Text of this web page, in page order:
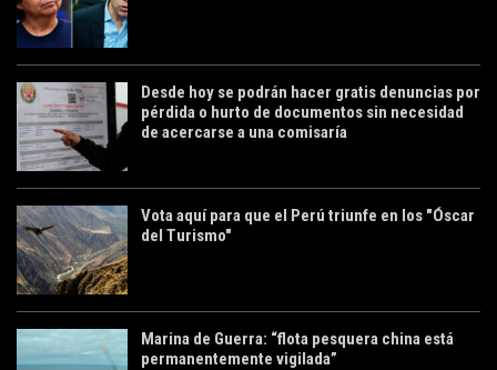
Desde hoy se podrán hacer gratis denuncias por
pérdida o hurto de documentos sin necesidad
de acercarse a una comisaría
Vota aquí para que el Perú triunfe en los "Óscar
del Turismo"
Marina de Guerra: “flota pesquera china está
permanentemente vigilada”